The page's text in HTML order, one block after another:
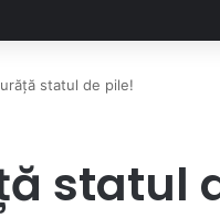
statul de pile!
statul